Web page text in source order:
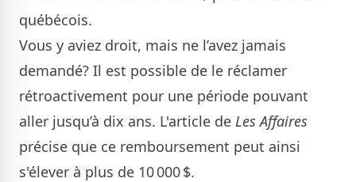
québécois.
Vous y aviez droit, mais ne l’avez jamais
demandé? Il est possible de le réclamer
rétroactivement pour une période pouvant
aller jusqu’à dix ans. L'article de Les Affaires
précise que ce remboursement peut ainsi
s'élever à plus de 10 000 $.